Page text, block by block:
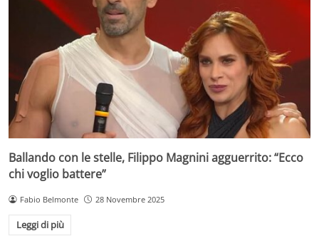
Ballando con le stelle, Filippo Magnini agguerrito: “Ecco
chi voglio battere”
Fabio Belmonte 28 Novembre 2025
Leggi di più